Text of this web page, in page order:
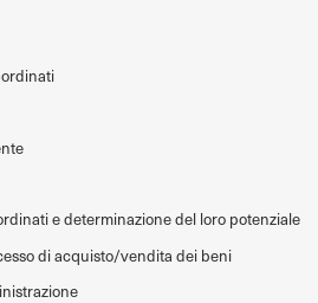
e determinazione del loro potenziale
di acquisto/vendita dei beni